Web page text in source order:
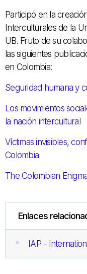
Participó en la
Interculturales de la
UB. Fruto de su
las siguientes
en Colombia:
Seguridad humana y
Los movimientos
la nación intercultural
Víctimas invisibles,
Colombia
The Colombian
Enlaces
IAP -